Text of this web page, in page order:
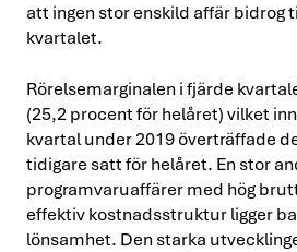
att ingen stor enskild affär bidrog
kvartalet.
Rörelsemarginalen i fjärde
(25,2 procent för helåret) vilket
kvartal under 2019 överträffade
tidigare satt för helåret. En stor
programvaruaffärer med hög
effektiv kostnadsstruktur ligger
lönsamhet. Den starka